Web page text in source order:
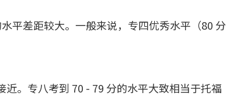
平差距较大。一般来说，专四优秀水平（80 分
。专八考到 70 - 79 分的水平大致相当于托福